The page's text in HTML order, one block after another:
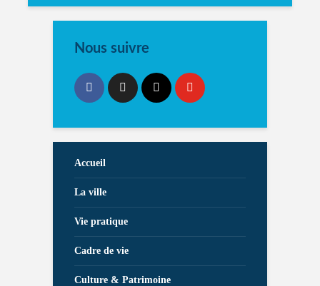
Nous suivre
Accueil
La ville
Vie pratique
Cadre de vie
Culture & Patrimoine